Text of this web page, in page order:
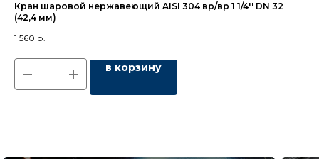
Кран шаровой нержавеющий AISI 304 вр/вр 1 1/4'' DN 32
(42,4 мм)
1 560 р.
в корзину